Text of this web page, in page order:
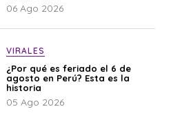
06 Ago 2026
VIRALES
¿Por qué es feriado el 6 de
agosto en Perú? Esta es la
historia
05 Ago 2026